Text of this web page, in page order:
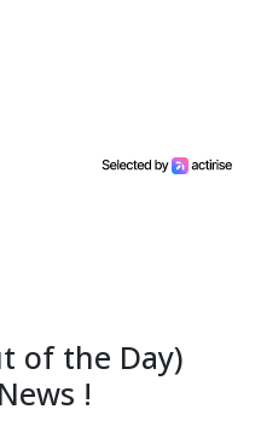
of the Day)
!